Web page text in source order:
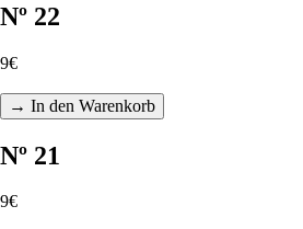
Nº 22
9€
→ In den Warenkorb
Nº 21
9€